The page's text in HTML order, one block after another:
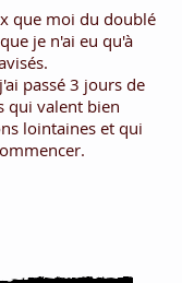
que moi du doublé
je n'ai eu qu'à
passé 3 jours de
qui valent bien
lointaines et qui